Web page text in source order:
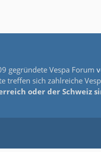
gegründete Vespa Forum
sich zahlreiche
oder der Schweiz